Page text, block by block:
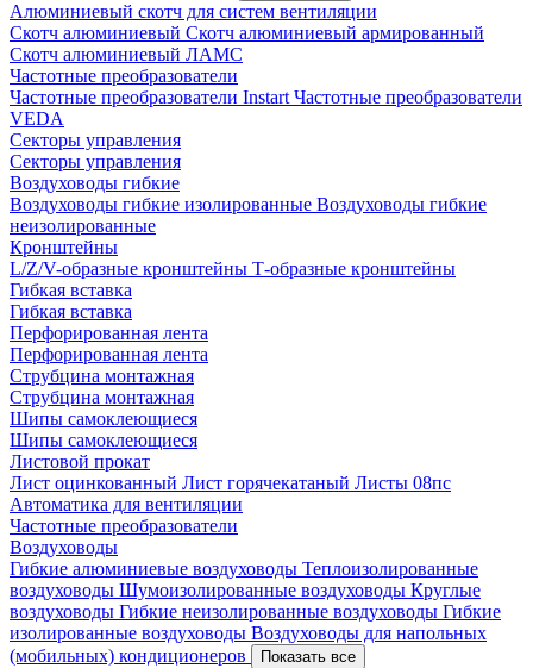
Алюминиевый скотч для систем вентиляции
Скотч алюминиевый Скотч алюминиевый армированный
Скотч алюминиевый ЛАМС
Частотные преобразователи
Частотные преобразователи Instart Частотные преобразователи
VEDA
Секторы управления
Секторы управления
Воздуховоды гибкие
Воздуховоды гибкие изолированные Воздуховоды гибкие
неизолированные
Кронштейны
L/Z/V-образные кронштейны Т-образные кронштейны
Гибкая вставка
Гибкая вставка
Перфорированная лента
Перфорированная лента
Струбцина монтажная
Струбцина монтажная
Шипы самоклеющиеся
Шипы самоклеющиеся
Листовой прокат
Лист оцинкованный Лист горячекатаный Листы 08пс
Автоматика для вентиляции
Частотные преобразователи
Воздуховоды
Гибкие алюминиевые воздуховоды Теплоизолированные
воздуховоды Шумоизолированные воздуховоды Круглые
воздуховоды Гибкие неизолированные воздуховоды Гибкие
изолированные воздуховоды Воздуховоды для напольных
(мобильных) кондиционеров
Показать все